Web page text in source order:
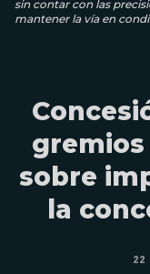
sin contar con las
mantener la vía en
sobre
la
22